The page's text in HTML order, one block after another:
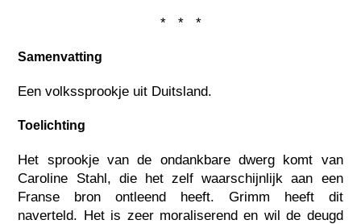
* * *
Samenvatting
Een volkssprookje uit Duitsland.
Toelichting
Het sprookje van de ondankbare dwerg komt van
Caroline Stahl, die het zelf waarschijnlijk aan een
Franse bron ontleend heeft. Grimm heeft dit
naverteld. Het is zeer moraliserend en wil de deugd